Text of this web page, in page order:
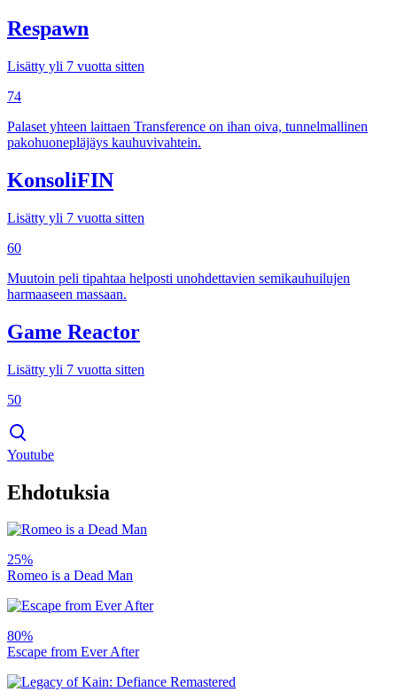
Respawn
Lisätty yli 7 vuotta sitten
74
Palaset yhteen laittaen Transference on ihan oiva, tunnelmallinen
pakohuonepläjäys kauhuvivahtein.
KonsoliFIN
Lisätty yli 7 vuotta sitten
60
Muutoin peli tipahtaa helposti unohdettavien semikauhuilujen
harmaaseen massaan.
Game Reactor
Lisätty yli 7 vuotta sitten
50
Youtube
Ehdotuksia
25%
Romeo is a Dead Man
80%
Escape from Ever After